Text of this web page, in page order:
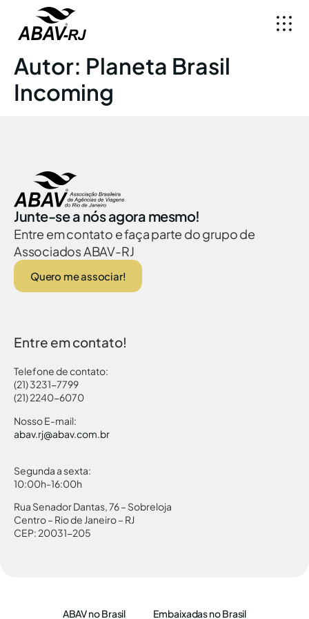
Autor: Planeta Brasil
Incoming
Junte-se a nós agora mesmo!
Entre em contato e faça parte do grupo de
Associados ABAV-RJ
Quero me associar!
Entre em contato!
Telefone de contato:
(21) 3231-7799
(21) 2240-6070
Nosso E-mail:
abav.rj@abav.com.br
Segunda a sexta:
10:00h-16:00h
Rua Senador Dantas, 76 – Sobreloja
Centro – Rio de Janeiro – RJ
CEP: 20031-205
ABAV no Brasil Embaixadas no Brasil